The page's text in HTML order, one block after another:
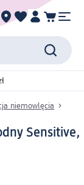
niemowlęcia
Sensitive,